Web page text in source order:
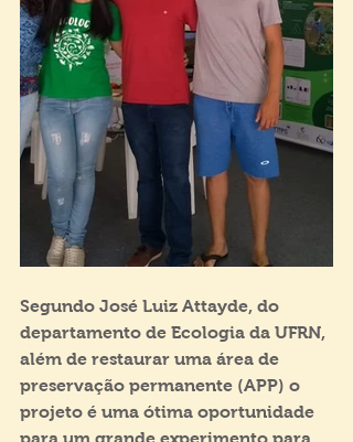
Segundo José Luiz Attayde, do
departamento de Ecologia da UFRN,
além de restaurar uma área de
preservação permanente (APP) o
projeto é uma ótima oportunidade
para um grande experimento para